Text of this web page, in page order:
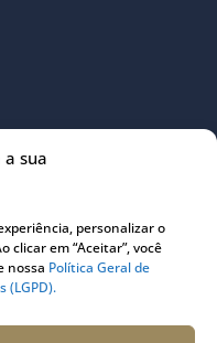
a sua
personalizar o
clicar em “Aceitar”, você
nossa Política Geral de
(LGPD).